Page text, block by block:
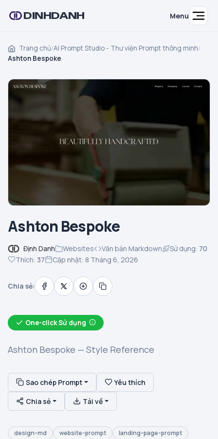
DINHDANH Menu
Trang chủ/AI Prompt Studio - Thư viện Prompt thông minh/
Ashton Bespoke
Ashton Bespoke
Định Danh Websites Văn bản Markdown Sử dụng: 70
Thích: 37 Cập nhật: 8 Tháng 6, 2026
Chia sẻ:
One-click Sử dụng
Ashton Bespoke — Style Reference
Sao chép Prompt Yêu thích
Chia sẻ Tải về
design-md website-prompt
landing-page-prompt